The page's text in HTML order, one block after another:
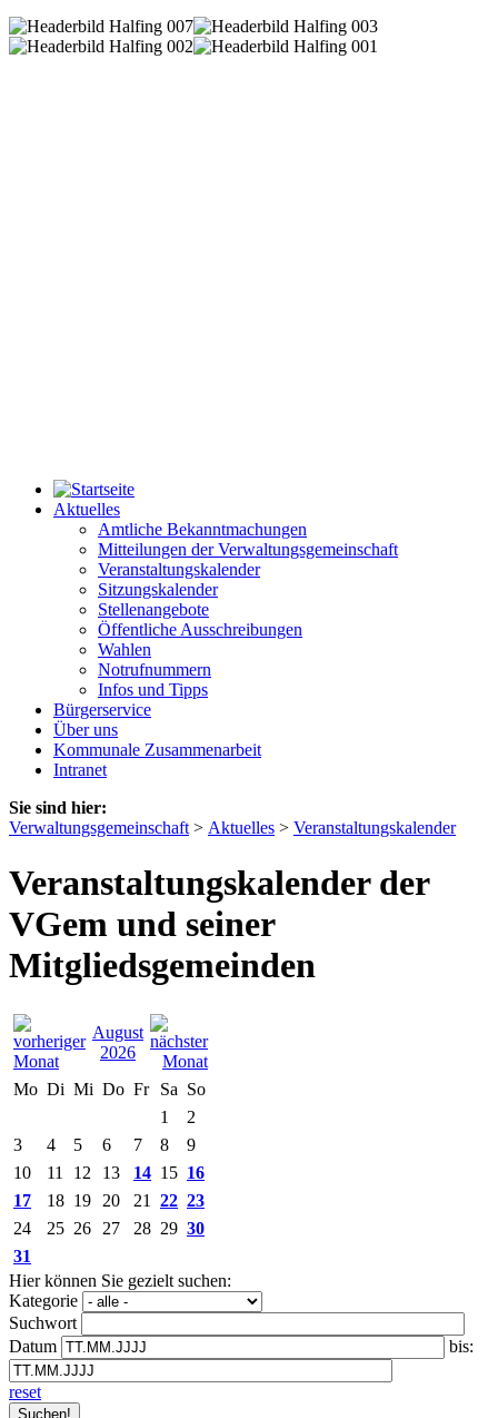
Aktuelles
Amtliche Bekanntmachungen
Mitteilungen der Verwaltungsgemeinschaft
Veranstaltungskalender
Sitzungskalender
Stellenangebote
Öffentliche Ausschreibungen
Wahlen
Notrufnummern
Infos und Tipps
Bürgerservice
Über uns
Kommunale Zusammenarbeit
Intranet
Sie sind hier:
Verwaltungsgemeinschaft > Aktuelles > Veranstaltungskalender
Veranstaltungskalender der
VGem und seiner
Mitgliedsgemeinden
August
2026
Mo Di Mi Do Fr Sa So
1
2
3
4 5 6 7 8
9
10
11 12 13 14 15 16
17
18 19 20 21 22 23
24
25 26 27 28 29 30
31
Hier können Sie gezielt suchen:
Kategorie
Suchwort
Datum
bis:
reset